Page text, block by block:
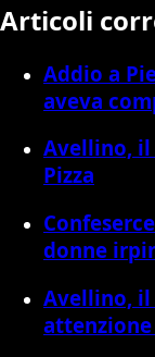
Articoli
Addio a
aveva
Avellino, il
Pizza
donne
Avellino, il